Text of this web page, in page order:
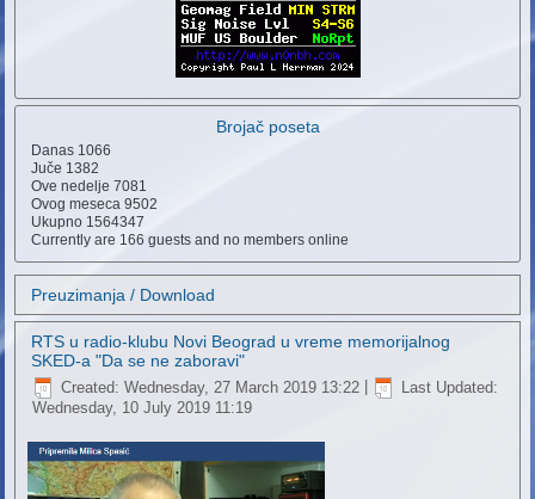
Brojač poseta
Danas 1066
Juče 1382
Ove nedelje7081
Ovog meseca9502
Ukupno 1564347
Currently are 166 guests and no members online
Preuzimanja / Download
RTS u radio-klubu Novi Beograd u vreme memorijalnog
SKED-a "Da se ne zaboravi"
Created: Wednesday, 27 March 2019 13:22
Last Updated:
Wednesday, 10 July 2019 11:19